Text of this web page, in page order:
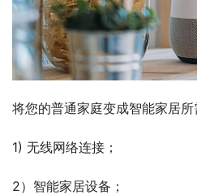
将您的普通家庭变成智能家居
1) 无线网络连接；
2）智能家居设备；